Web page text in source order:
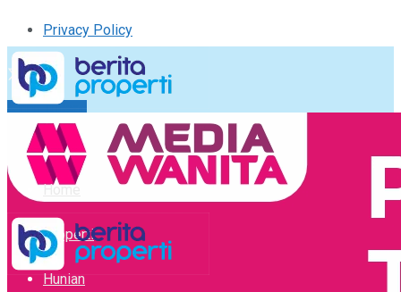
Privacy Policy
Kirim Tulisan
Tulisan Saya
Logout
Home
Properti
Hunian